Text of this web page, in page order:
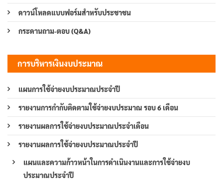
ดาวน์โหลดแบบฟอร์มสำหรับประชาชน
กระดานถาม-ตอบ (Q&A)
การบริหารเงินงบประมาณ
แผนการใช้จ่ายงบประมาณประจำปี
รายงานการกำกับติดตามใช้จ่ายงบประมาณ รอบ 6 เดือน
รายงานผลการใช้จ่ายงบประมาณประจำเดือน
รายงานผลการใช้จ่ายงบประมาณประจำปี
แผนและความก้าวหน้าในการดำเนินงานและการใช้จ่ายงบ
ประมาณประจำปี